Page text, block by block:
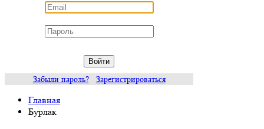
Войти
Забыли пароль? Зарегистрироваться
Главная
Бурлак